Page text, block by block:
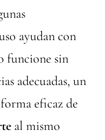
ayudan con
funcione sin
adecuadas, un
eficaz de
al mismo